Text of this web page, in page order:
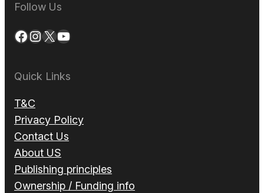
Follow Us
Facebook InstagramX YouTube
Quick Links
T&C
Privacy Policy
Contact Us
About US
Publishing principles
Ownership / Funding info